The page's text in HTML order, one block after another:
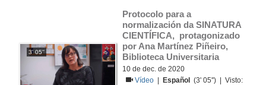
3' 05''
Protocolo para a
normalización da SINATURA
CIENTÍFICA,  protagonizado
por Ana Martínez Piñeiro,
Biblioteca Universitaria
10 de dec. de 2020
Vídeo
Español
(3' 05'') | Visto: